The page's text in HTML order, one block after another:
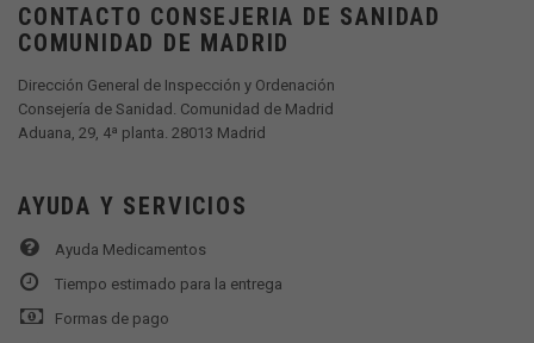
CONTACTO CONSEJERIA DE SANIDAD
COMUNIDAD DE MADRID
Dirección General de Inspección y Ordenación
Consejería de Sanidad. Comunidad de Madrid
Aduana, 29, 4ª planta. 28013 Madrid
AYUDA Y SERVICIOS
Ayuda Medicamentos
Tiempo estimado para la entrega
Formas de pago